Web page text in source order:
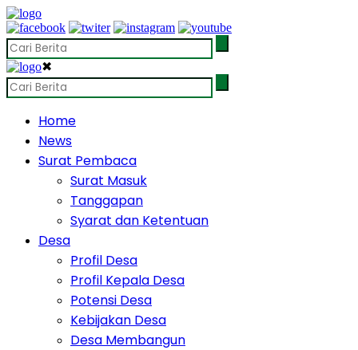
✖
Home
News
Surat Pembaca
Surat Masuk
Tanggapan
Syarat dan Ketentuan
Desa
Profil Desa
Profil Kepala Desa
Potensi Desa
Kebijakan Desa
Desa Membangun